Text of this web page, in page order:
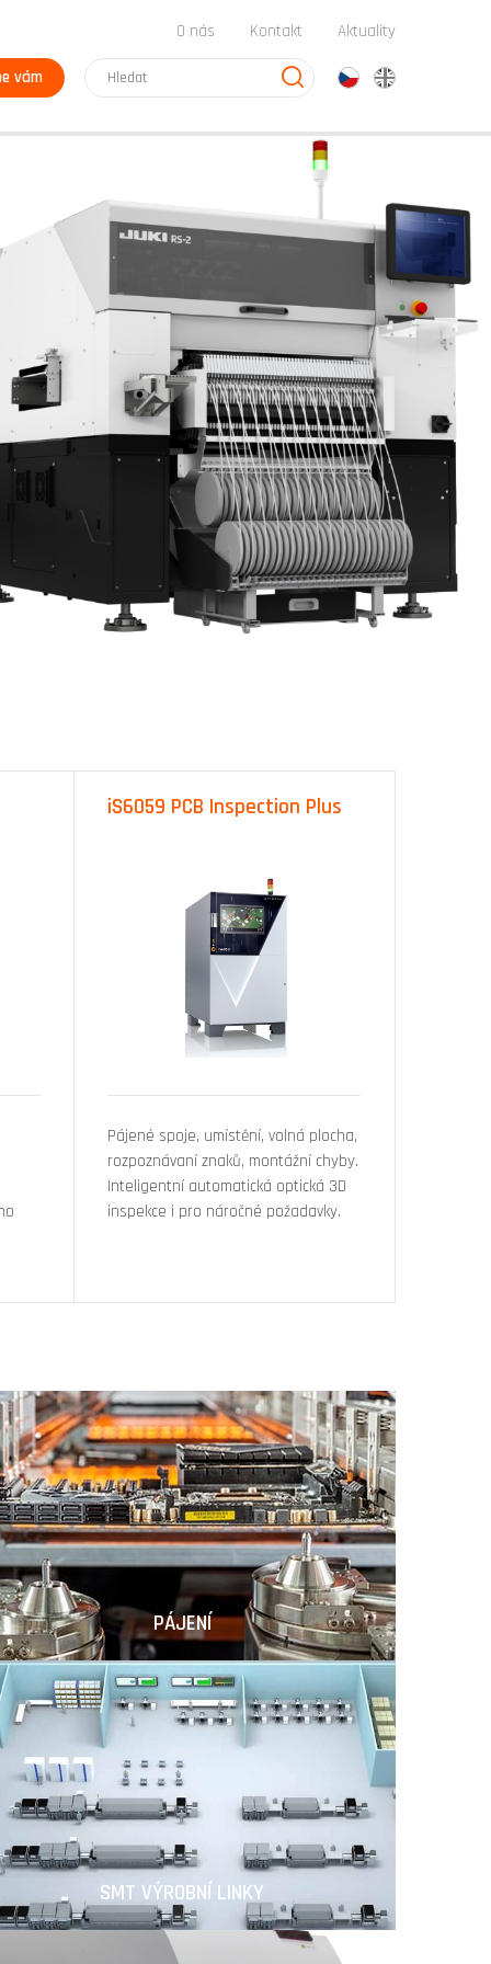
O nás Kontakt Aktuality
vám cz
iS6059 PCB Inspection Plus
Pájené spoje, umístění, volná plocha,
rozpoznávaní znaků, montážní chyby.
Inteligentní automatická optická 3D
inspekce i pro náročné požadavky.
PÁJENÍ
SMT VÝROBNÍ LINKY